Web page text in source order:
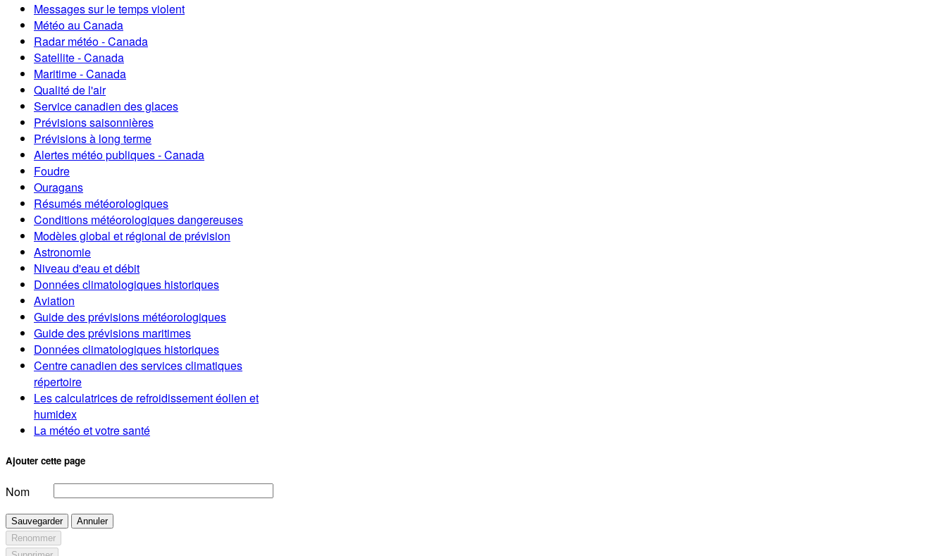
Messages sur le temps violent
Météo au Canada
Radar météo - Canada
Satellite - Canada
Maritime - Canada
Qualité de l'air
Service canadien des glaces
Prévisions saisonnières
Prévisions à long terme
Alertes météo publiques - Canada
Foudre
Ouragans
Résumés météorologiques
Conditions météorologiques dangereuses
Modèles global et régional de prévision
Astronomie
Niveau d'eau et débit
Données climatologiques historiques
Aviation
Guide des prévisions météorologiques
Guide des prévisions maritimes
Données climatologiques historiques
Centre canadien des services climatiques
répertoire
Les calculatrices de refroidissement éolien et
humidex
La météo et votre santé
Ajouter cette page
Nom
Sauvegarder
Annuler
Renommer